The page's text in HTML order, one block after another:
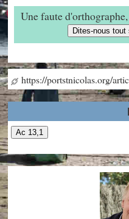
Une faute
Dites-nous tout
https://portstnicolas.org/
Ac 13,1